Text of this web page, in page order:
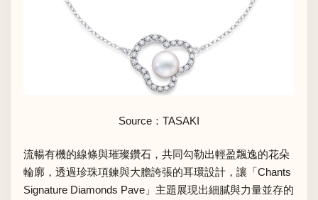
Source： TASAKI
流暢有機的線條與璀璨鑽石，共同勾勒出輕盈飄逸的花朵
輪廓，透過珍珠項鍊與大膽誇張的耳環設計，讓「Chants
Signature Diamonds Pave」主題展現出細膩與力量並存的